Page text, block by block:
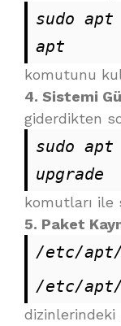
sudo
apt
komutunu
4. Sistemi
giderdikten
sudo apt
upgrade
komutları ile
5. Paket
/etc/
/etc/
dizinlerindeki